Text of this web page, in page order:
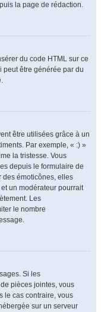
la page de rédaction.
du code HTML sur ce
peut être générée par du
être utilisées grâce à un
Par exemple, « :) »
la tristesse. Vous
depuis le formulaire de
des émoticônes, elles
un modérateur pourrait
Les
le nombre
Si les
pièces jointes, vous
le cas contraire, vous
sur un serveur